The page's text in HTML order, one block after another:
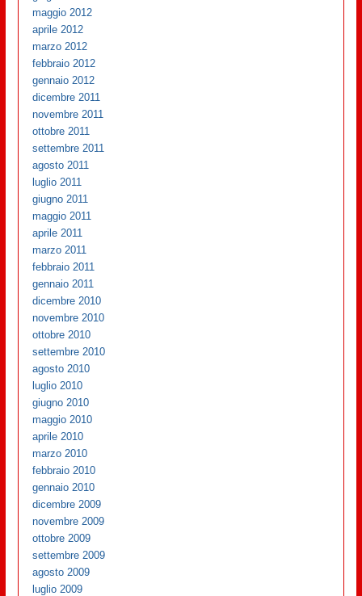
maggio 2012
aprile 2012
marzo 2012
febbraio 2012
gennaio 2012
dicembre 2011
novembre 2011
ottobre 2011
settembre 2011
agosto 2011
luglio 2011
giugno 2011
maggio 2011
aprile 2011
marzo 2011
febbraio 2011
gennaio 2011
dicembre 2010
novembre 2010
ottobre 2010
settembre 2010
agosto 2010
luglio 2010
giugno 2010
maggio 2010
aprile 2010
marzo 2010
febbraio 2010
gennaio 2010
dicembre 2009
novembre 2009
ottobre 2009
settembre 2009
agosto 2009
luglio 2009